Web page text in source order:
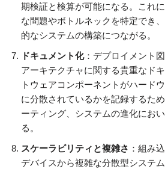
期検証と検算が可能になる。これ
な問題やボトルネックを特定でき
的なシステムの構築につながる。
ドキュメント化：デプロイメント
アーキテクチャに関する貴重なド
トウェアコンポーネントがハード
に分散されているかを記録するた
ーティング、システムの進化にお
る。
スケーラビリティと複雑さ ：組み
デバイスから複雑な分散型システ